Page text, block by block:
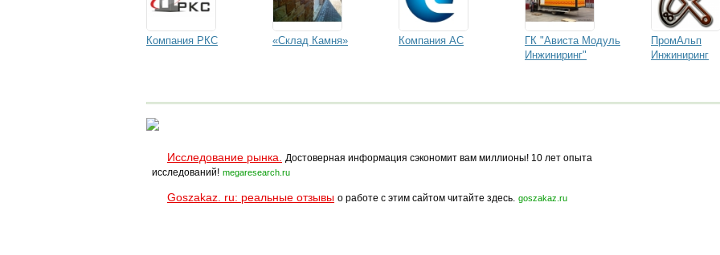
Компания РКС «Склад Камня» Компания АС
ГК "Ависта Модуль
Инжиниринг"
ПромАльп
Инжиниринг
Исследование рынка.
Достоверная информация сэкономит вам миллионы! 10 лет опыта
исследований! megaresearch.ru
Goszakaz. ru: реальные отзывы о работе с этим сайтом читайте здесь. goszakaz.ru